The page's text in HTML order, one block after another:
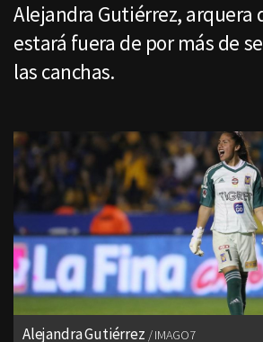
Alejandra Gutiérrez, arquera
estará fuera de por más de
las canchas.
Alejandra Gutiérrez IMAGO7